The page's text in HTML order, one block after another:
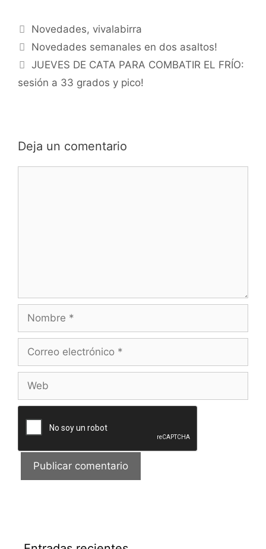
Categorías
Novedades, vivalabirra
Novedades semanales en dos asaltos!
JUEVES DE CATA PARA COMBATIR EL FRÍO:
sesión a 33 grados y pico!
Deja un comentario
electrónico